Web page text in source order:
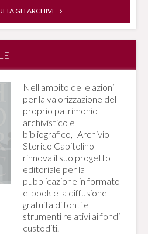
GLI ARCHIVI
Nell'ambito delle azioni
per la valorizzazione del
proprio patrimonio
archivistico e
bibliografico, l'Archivio
Storico Capitolino
rinnova il suo progetto
editoriale per la
pubblicazione in formato
e-book e la diffusione
gratuita di fonti e
strumenti relativi ai fondi
custoditi.